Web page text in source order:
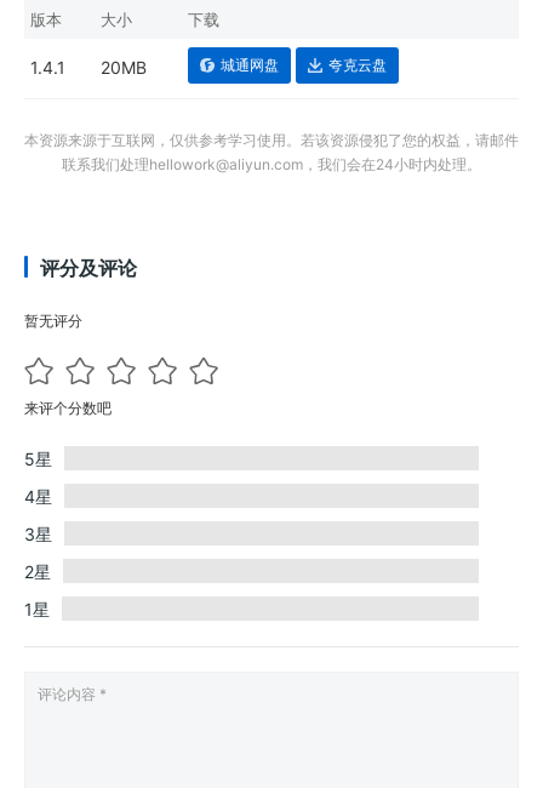
版本 大小 下载
1.4.1 20MB 城通网盘 夸克云盘
本资源来源于互联网，仅供参考学习使用。若该资源侵犯了您的权益，请邮件
联系我们处理hellowork@aliyun.com，我们会在24小时内处理。
评分及评论
暂无评分
来评个分数吧
5星
4星
3星
2星
1星